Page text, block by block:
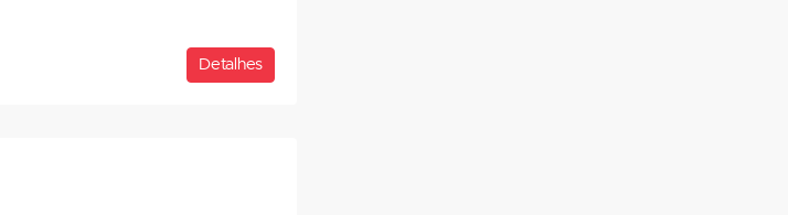
Detalhes